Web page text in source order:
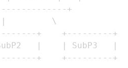
+    +---------+